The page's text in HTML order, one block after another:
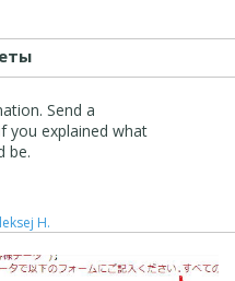
Send a
you explained what
be.
H.